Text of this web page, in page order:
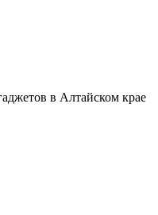
в Алтайском крае